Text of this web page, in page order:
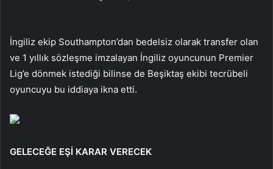
İngiliz ekip Southampton’dan bedelsiz olarak transfer olan
ve 1 yıllık sözleşme imzalayan İngiliz oyuncunun Premier
Lig’e dönmek istediği bilinse de Beşiktaş ekibi tecrübeli
oyuncuyu bu iddiaya ikna etti.
GELECEĞE EŞİ KARAR VERECEK